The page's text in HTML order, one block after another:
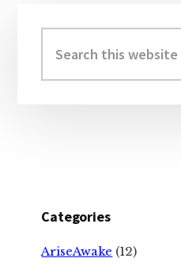
Sidebar
this
website
Categories
AriseAwake (12)